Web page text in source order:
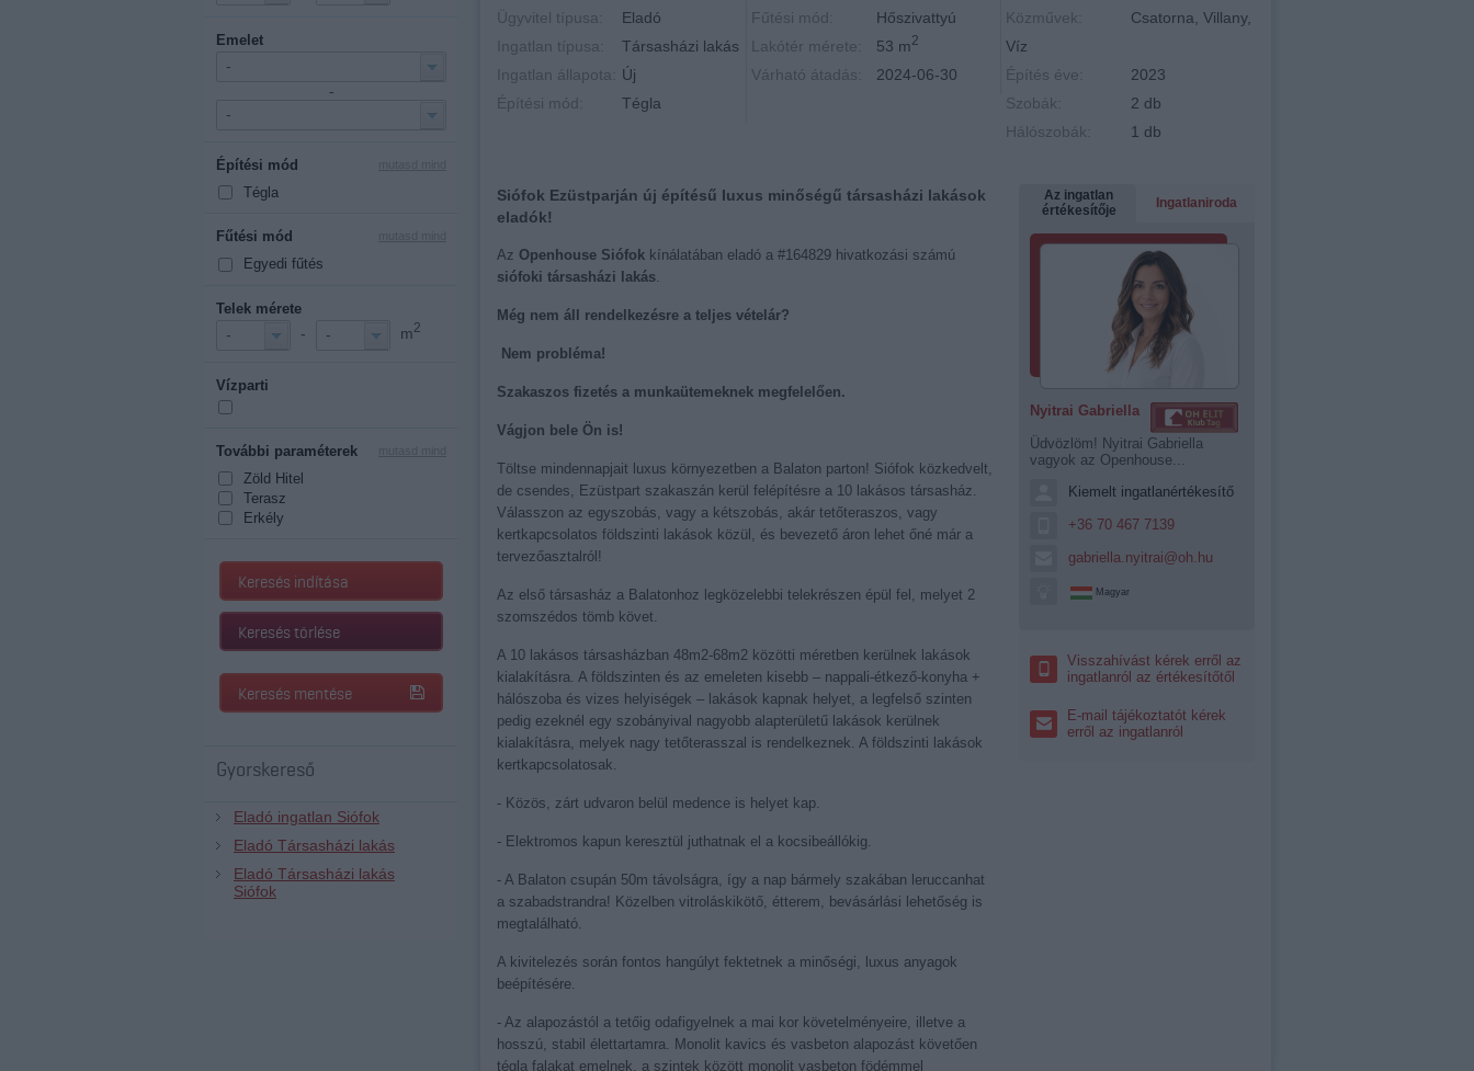
Emelet
-
-
-
Építési mód
Tégla
Fűtési mód
Egyedi fűtés
Telek mérete
- - - m2
Vízparti
További paraméterek
Zöld Hitel
Terasz
Erkély
Keresés indítása
Keresés törlése
Keresés mentése
Gyorskereső
Eladó ingatlan Siófok
Eladó Társasházi lakás
Eladó Társasházi lakás
Siófok
Ügyvitel típusa:
Eladó
Ingatlan típusa:
Társasházi lakás
Ingatlan állapota:
Új
Építési mód:
Tégla
Fűtési mód:
Hőszivattyú
Lakótér mérete:
53 m2
Várható átadás: 2024-06-30
Közművek:
Csatorna, Villany,
Víz
Építés éve:
2023
Szobák:
2 db
Hálószobák:
1 db
Siófok Ezüstparján új építésű luxus minőségű társasházi lakások
eladók!
Az Openhouse Siófok kínálatában eladó a #164829 hivatkozási számú
siófoki társasházi lakás
Még nem áll rendelkezésre a teljes vételár?
Nem probléma!
Szakaszos fizetés a munkaütemeknek megfelelően.
Vágjon bele Ön is!
Töltse mindennapjait luxus környezetben a Balaton parton! Siófok közkedvelt,
de csendes, Ezüstpart szakaszán kerül felépítésre a 10 lakásos társasház.
Válasszon az egyszobás, vagy a kétszobás, akár tetőteraszos, vagy
kertkapcsolatos földszinti lakások közül, és bevezető áron lehet őné már a
tervezőasztalról!
Az első társasház a Balatonhoz legközelebbi telekrészen épül fel, melyet 2
szomszédos tömb követ.
A 10 lakásos társasházban 48m2-68m2 közötti méretben kerülnek lakások
kialakításra. A földszinten és az emeleten kisebb – nappali-étkező-konyha +
hálószoba és vizes helyiségek – lakások kapnak helyet, a legfelső szinten
pedig ezeknél egy szobányival nagyobb alapterületű lakások kerülnek
kialakításra, melyek nagy tetőterasszal is rendelkeznek. A földszinti lakások
kertkapcsolatosak.
- Közös, zárt udvaron belül medence is helyet kap.
- Elektromos kapun keresztül juthatnak el a kocsibeállókig.
- A Balaton csupán 50m távolságra, így a nap bármely szakában leruccanhat
a szabadstrandra! Közelben vitroláskikötő, étterem, bevásárlási lehetőség is
megtalálható.
A kivitelezés során fontos hangúlyt fektetnek a minőségi, luxus anyagok
beépítésére.
- Az alapozástól a tetőig odafigyelnek a mai kor követelményeire, illetve a
hosszú, stabil élettartamra. Monolit kavics és vasbeton alapozást követően
tégla falakat emelnek, a szintek között monolit vasbeton födémmel
Az ingatlan
értékesítője
Ingatlaniroda
Nyitrai Gabriella
Üdvözlöm! Nyitrai Gabriella
vagyok az Openhouse...
Kiemelt ingatlanértékesítő
+36 70 467 7139
gabriella.nyitrai@oh.hu
Magyar
Visszahívást kérek erről az
ingatlanról az értékesítőtől
E-mail tájékoztatót kérek
erről az ingatlanról